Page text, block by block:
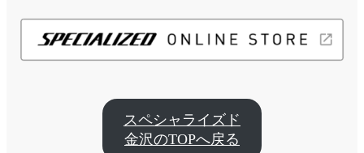
スペシャライズド
金沢のTOPへ戻る